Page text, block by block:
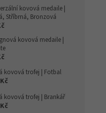
kovová medaile |
Stříbrná, Bronzová
kovová medaile |
kovová trofej | Fotbal
kovová trofej | Brankář